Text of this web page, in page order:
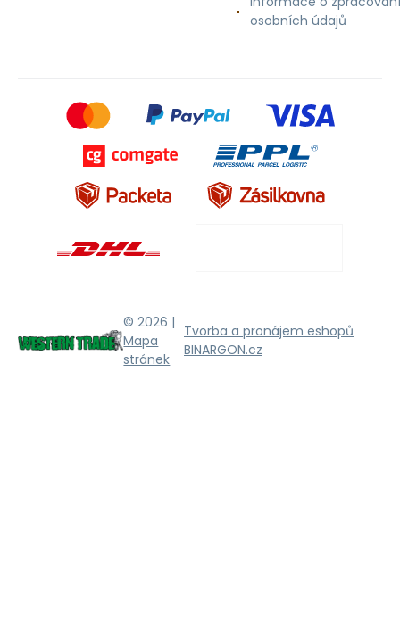
osobních údajů
© 2026 |
Mapa
stránek
Tvorba a pronájem eshopů
BINARGON.cz